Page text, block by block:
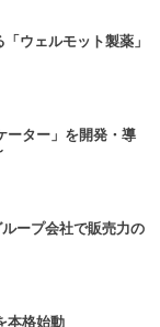
ウェルモット製薬」
ーター」を開発・導
ープ会社で販売力の
本格始動